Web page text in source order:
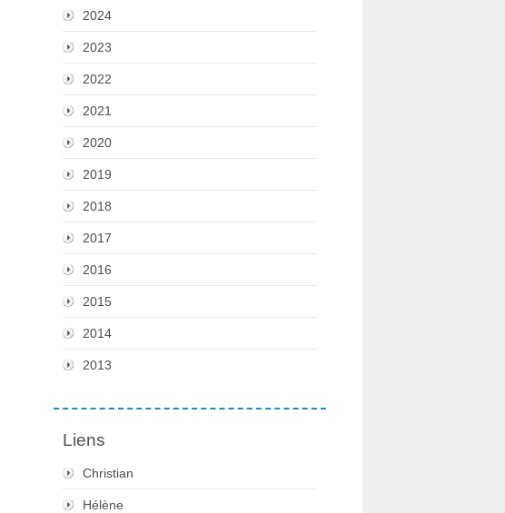
2024
2023
2022
2021
2020
2019
2018
2017
2016
2015
2014
2013
Liens
Christian
Hélène